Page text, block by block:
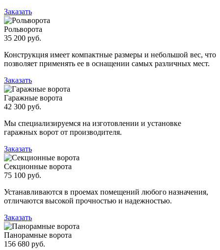
Заказать
Рольворота
35 200 руб.
Конструкция имеет компактные размеры и небольшой вес, что
позволяет применять ее в оснащении самых различных мест.
Заказать
Гаражные ворота
42 300 руб.
Мы специализируемся на изготовлении и установке
гаражных ворот от производителя.
Заказать
Секционные ворота
75 100 руб.
Устанавливаются в проемах помещений любого назначения,
отличаются высокой прочностью и надежностью.
Заказать
Панорамные ворота
156 680 руб.